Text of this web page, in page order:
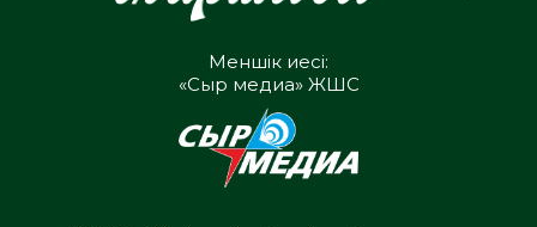
Меншік иесі:
«Сыр медиа» ЖШС